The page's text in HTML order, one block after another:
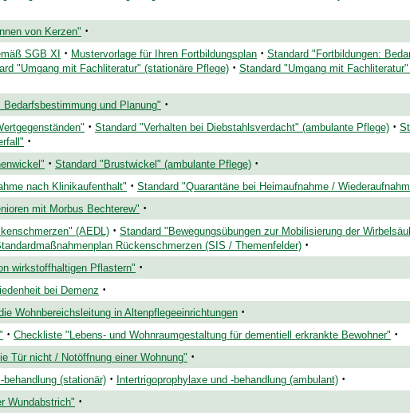
von Kerzen" ·
SGB XI · Mustervorlage für Ihren Fortbildungsplan · Standard "Fortbildungen:
"Umgang mit Fachliteratur" (stationäre Pflege) · Standard "Umgang mit
und Planung" ·
· Standard "Verhalten bei Diebstahlsverdacht" (ambulante Pflege) ·
·
· Standard "Brustwickel" (ambulante Pflege) ·
nach Klinikaufenthalt" · Standard "Quarantäne bei Heimaufnahme /
mit Morbus Bechterew" ·
(AEDL) · Standard "Bewegungsübungen zur Mobilisierung der
Rückenschmerzen (SIS / Themenfelder) ·
wirkstoffhaltigen Pflastern" ·
bei Demenz ·
Wohnbereichsleitung in Altenpflegeeinrichtungen ·
· Checkliste "Lebens- und Wohnraumgestaltung für dementiell erkrankte Bewohner" ·
Tür nicht / Notöffnung einer Wohnung" ·
behandlung (stationär) · Intertrigoprophylaxe und -behandlung (ambulant) ·
Wundabstrich" ·